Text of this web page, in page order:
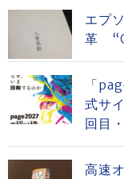
エプ
革
「
式サ
回目
高速